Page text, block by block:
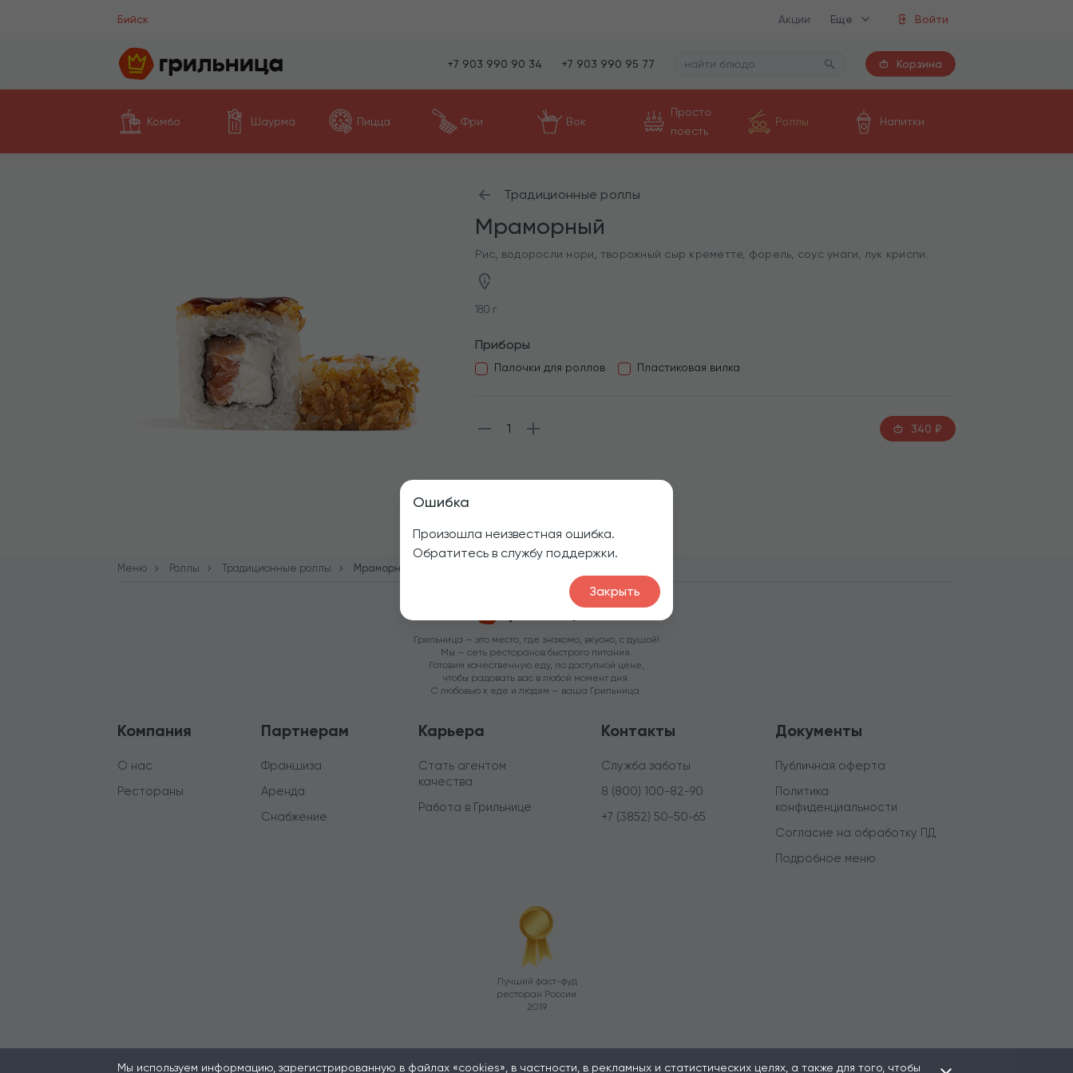
Бийск Акции Еще Войти
+7 903 990 90 34 +7 903 990 95 77 Корзина
Комбо Шаурма Пицца Фри Вок
Просто
поесть
Роллы Напитки
Ошибка
Произошла неизвестная ошибка.
Обратитесь в службу поддержки.
Закрыть
Традиционные роллы
Мраморный
Рис, водоросли нори, творожный сыр креметте, форель, соус унаги, лук криспи.
180 г
Приборы
Палочки для роллов Пластиковая вилка
1 340 ₽
Меню Роллы Традиционные роллы Мраморный
Мы используем информацию, зарегистрированную в файлах «cookies», в частности, в рекламных и статистических целях, а также для того, чтобы
Грильница — это место, где знакомо, вкусно, с душой!
Мы — сеть ресторанов быстрого питания.
Готовим качественную еду, по доступной цене,
чтобы радовать вас в любой момент дня.
С любовью к еде и людям — ваша Грильница.
Компания
О нас
Рестораны
Партнерам
Франшиза
Аренда
Снабжение
Карьера
Стать агентом
качества
Работа в Грильнице
Контакты
Служба заботы
8 (800) 100-82-90
+7 (3852) 50-50-65
Документы
Публичная оферта
Политика
конфиденциальности
Согласие на обработку ПД
Подробное меню
Лучший фаст-фуд
ресторан России
2019